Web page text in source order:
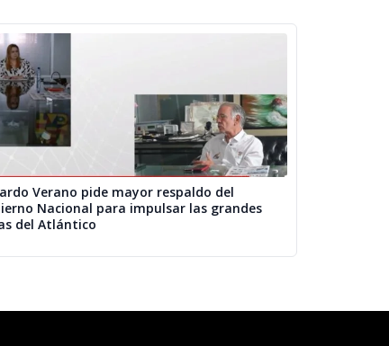
Verano pide mayor respaldo del
Nacional para impulsar las grandes
del Atlántico